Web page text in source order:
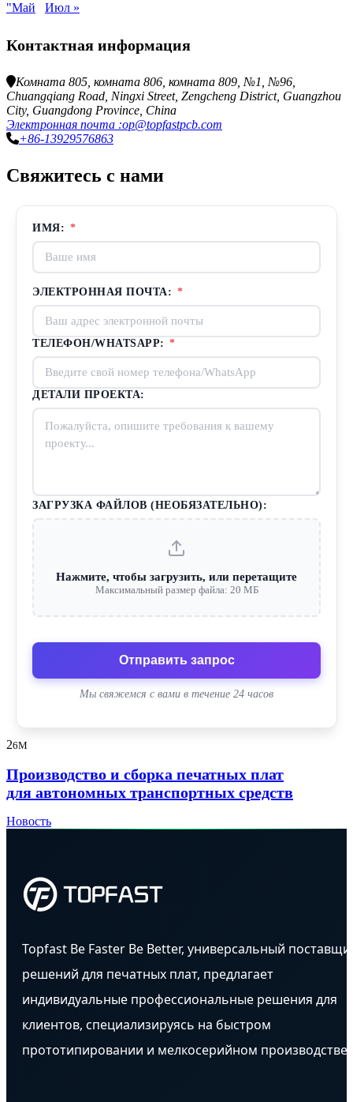
"Май
Июл »
Контактная информация
Комната 805, комната 806, комната 809, №1, №96,
Chuangqiang Road, Ningxi Street, Zengcheng District, Guangzhou
City, Guangdong Province, China
Электронная почта :op@topfastpcb.com
+86-13929576863
Свяжитесь с нами
ИМЯ: *
ЭЛЕКТРОННАЯ ПОЧТА: *
ТЕЛЕФОН/WHATSAPP: *
ДЕТАЛИ ПРОЕКТА:
ЗАГРУЗКА ФАЙЛОВ (НЕОБЯЗАТЕЛЬНО):
Нажмите, чтобы загрузить, или перетащите
Максимальный размер файла: 20 МБ
Отправить запрос
Мы свяжемся с вами в течение 24 часов
26M
Производство и сборка печатных плат
для автономных транспортных средств
Новость
Topfast Be Faster Be Better, универсальный
решений для печатных плат, предлагает
индивидуальные профессиональные решения для
клиентов, специализируясь на быстром
прототипировании и мелкосерийном производстве.